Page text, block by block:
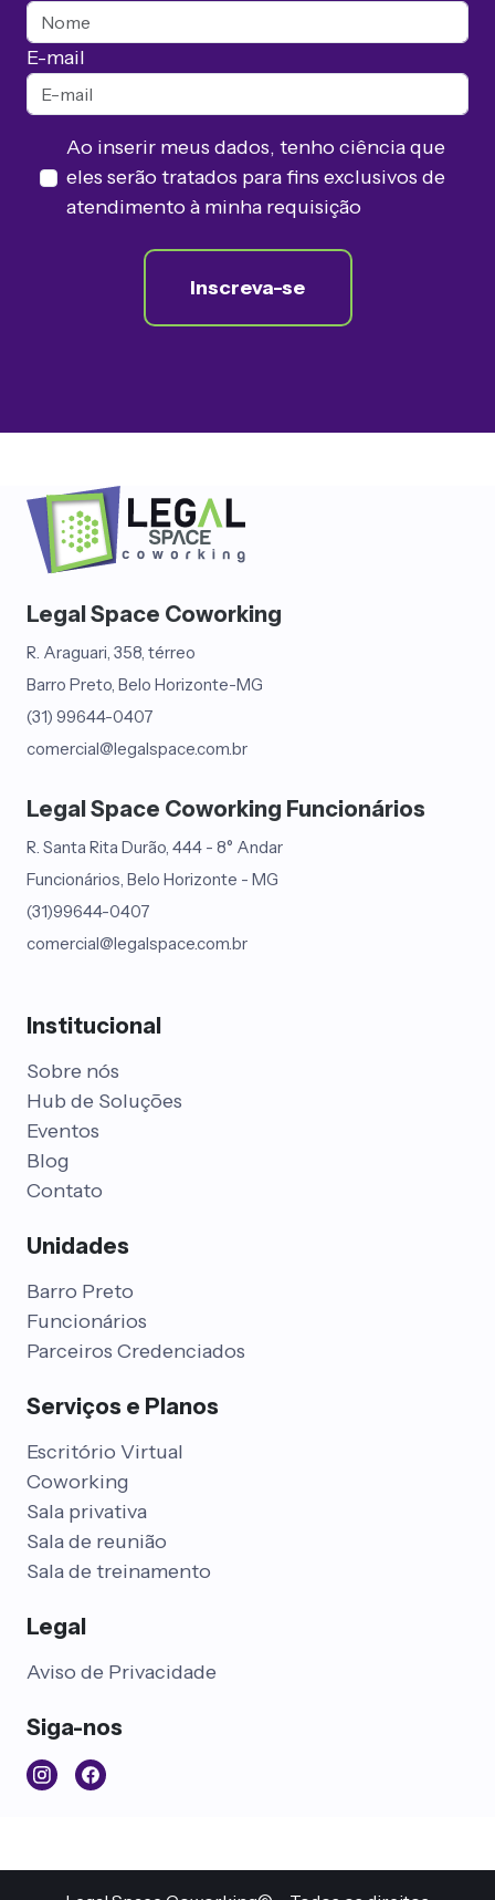
E-mail
Ao inserir meus dados, tenho ciência que
eles serão tratados para fins exclusivos de
atendimento à minha requisição
Inscreva-se
Legal Space Coworking
R. Araguari, 358, térreo
Barro Preto, Belo Horizonte-MG
(31) 99644-0407
comercial@legalspace.com.br
Legal Space Coworking Funcionários
R. Santa Rita Durão, 444 - 8° Andar
Funcionários, Belo Horizonte - MG
(31)99644-0407
comercial@legalspace.com.br
Institucional
Sobre nós
Hub de Soluções
Eventos
Blog
Contato
Unidades
Barro Preto
Funcionários
Parceiros Credenciados
Serviços e Planos
Escritório Virtual
Coworking
Sala privativa
Sala de reunião
Sala de treinamento
Legal
Aviso de Privacidade
Siga-nos